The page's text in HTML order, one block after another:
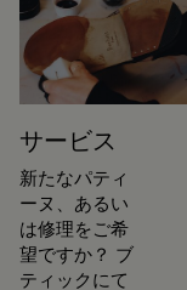
サービス
新たなパティ
ーヌ、あるい
は修理をご希
望ですか？ ブ
ティックにて